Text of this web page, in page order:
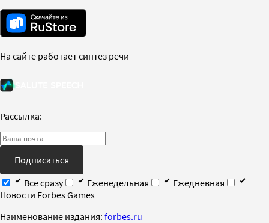
На сайте работает синтез речи
Рассылка:
Подписаться
Все сразу
Еженедельная
Ежедневная
Новости Forbes Games
Наименование издания: forbes.ru